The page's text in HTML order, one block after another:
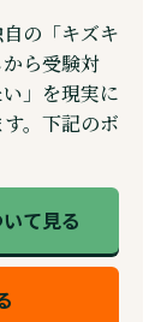
の「キズキ
ら受験対
」を現実に
。下記のボ
て見る